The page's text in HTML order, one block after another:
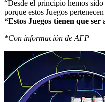
“Desde el principio hemos sido
porque estos Juegos
“Estos Juegos tienen que ser
*Con información de AFP